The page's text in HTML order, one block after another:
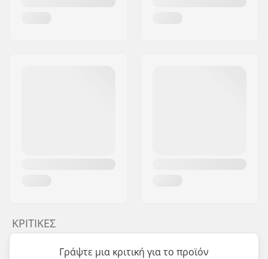
ΚΡΙΤΙΚΈΣ
Γράψτε μια κριτική για το προϊόν